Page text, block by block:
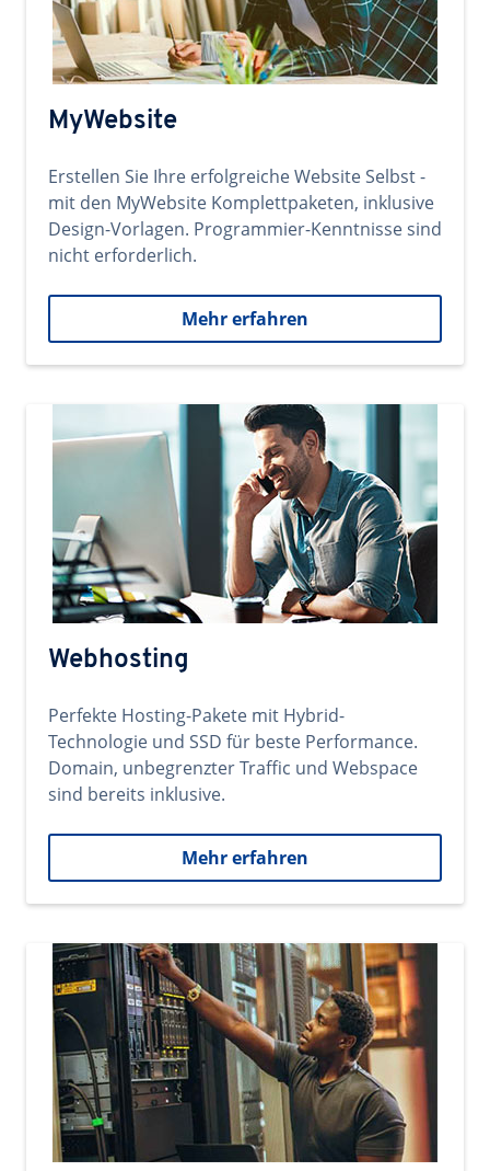
MyWebsite
Erstellen Sie Ihre erfolgreiche Website Selbst -
mit den MyWebsite Komplettpaketen, inklusive
Design-Vorlagen. Programmier-Kenntnisse sind
nicht erforderlich.
Mehr erfahren
Webhosting
Perfekte Hosting-Pakete mit Hybrid-
Technologie und SSD für beste Performance.
Domain, unbegrenzter Traffic und Webspace
sind bereits inklusive.
Mehr erfahren